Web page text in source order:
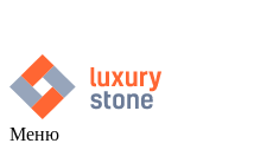
Меню